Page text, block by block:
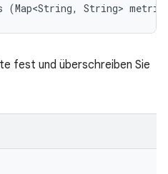
String>
fest und überschreiben Sie